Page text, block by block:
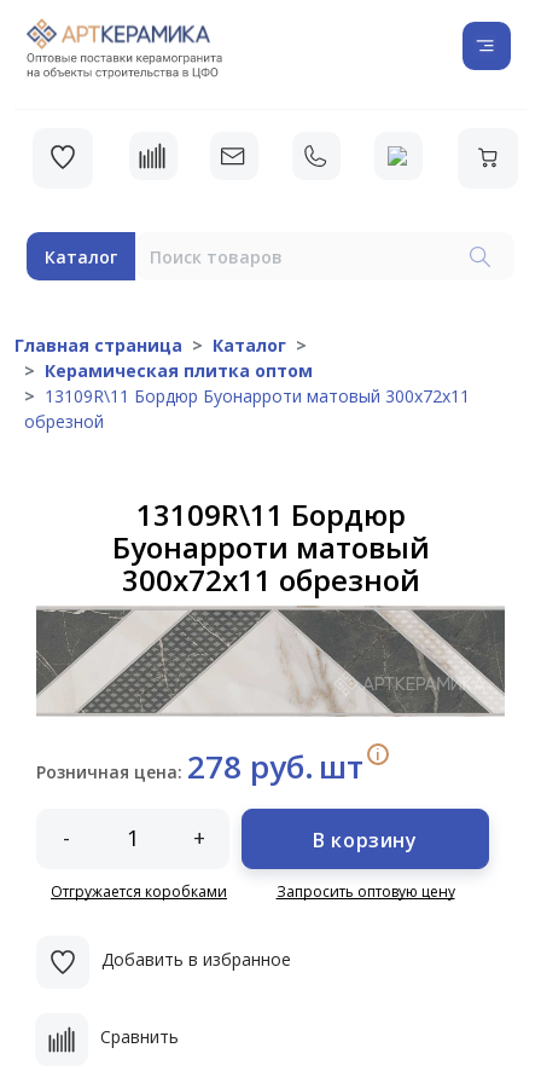
Каталог
Главная страница
Каталог
Керамическая плитка оптом
13109R\11 Бордюр Буонарроти матовый 300х72х11
обрезной
13109R\11 Бордюр
Буонарроти матовый
300х72х11 обрезной
Розничная цена: 278 руб. шт i
- +
Отгружается коробками
В корзину
Запросить оптовую цену
Добавить в избранное
Сравнить